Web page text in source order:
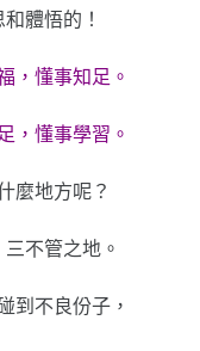
體悟的！
，懂事知足。
，懂事學習。
麼地方呢？
不管之地。
到不良份子，